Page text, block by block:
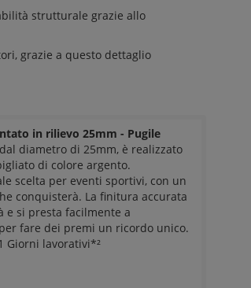
strutturale grazie allo
grazie a questo dettaglio
in rilievo 25mm - Pugile
diametro di 25mm, è realizzato
di colore argento.
scelta per eventi sportivi, con un
conquisterà. La finitura accurata
e si presta facilmente a
fare dei premi un ricordo unico.
Giorni lavorativi*²